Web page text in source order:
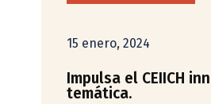
15 enero, 2024
Impulsa el CEIICH
temática.